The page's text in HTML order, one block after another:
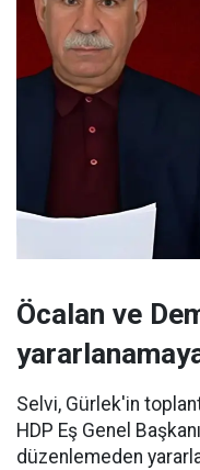
Öcalan ve
Selvi, Gürlek'in
HDP Eş Genel
düzenlemeden